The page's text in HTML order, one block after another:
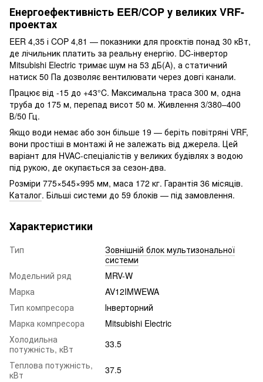
Енергоефективність EER/COP у великих VRF-
проектах
EER 4,35 і COP 4,81 — показники для проєктів понад 30 кВт,
де лічильник платить за реальну енергію. DC-інвертор
Mitsubishi Electric тримає шум на 53 дБ(А), а статичний
натиск 50 Па дозволяє вентилювати через довгі канали.
Працює від -15 до +43°C. Максимальна траса 300 м, одна
труба до 175 м, перепад висот 50 м. Живлення 3/380–400
В/50 Гц.
Якщо води немає або зон більше 19 — беріть повітряні VRF,
вони простіші в монтажі й не залежать від джерела. Цей
варіант для HVAC-спеціалістів у великих будівлях з водою
під рукою, де окупається за сезон-два.
Розміри 775×545×995 мм, маса 172 кг. Гарантія 36 місяців.
Каталог. Більші системи до 59 блоків — під замовлення.
Характеристики
Тип
Зовнішній блок мультизональної
системи
Модельний ряд
MRV-W
Марка
AV12IMWEWA
Тип компресора
Інверторний
Марка компресора
Mitsubishi Electric
Холодильна
потужність, кВт
33.5
Теплова потужність,
кВт
37.5